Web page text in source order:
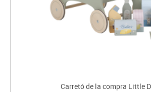
Carretó de la compra Little